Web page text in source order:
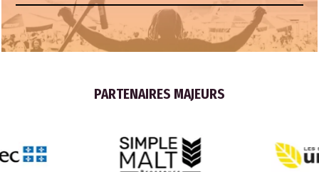
PARTENAIRES MAJEURS